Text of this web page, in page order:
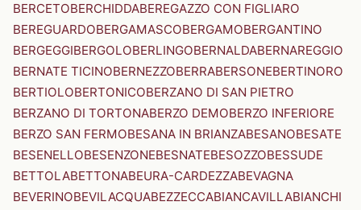
BERCETOBERCHIDDABEREGAZZO CON FIGLIARO
BEREGUARDOBERGAMASCOBERGAMOBERGANTINO
BERGEGGIBERGOLOBERLINGOBERNALDABERNAREGGIO
BERNATE TICINOBERNEZZOBERRABERSONEBERTINORO
BERTIOLOBERTONICOBERZANO DI SAN PIETRO
BERZANO DI TORTONABERZO DEMOBERZO INFERIORE
BERZO SAN FERMOBESANA IN BRIANZABESANOBESATE
BESENELLOBESENZONEBESNATEBESOZZOBESSUDE
BETTOLABETTONABEURA-CARDEZZABEVAGNA
BEVERINOBEVILACQUABEZZECCABIANCAVILLABIANCHI